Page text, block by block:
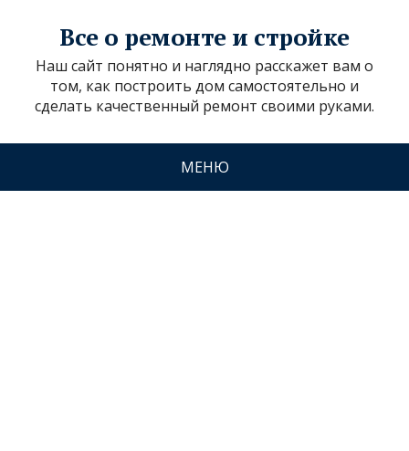
Все о ремонте и стройке
Наш сайт понятно и наглядно расскажет вам о
том, как построить дом самостоятельно и
сделать качественный ремонт своими руками.
МЕНЮ